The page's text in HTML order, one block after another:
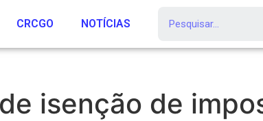
CRCGO NOTÍCIAS
isenção de